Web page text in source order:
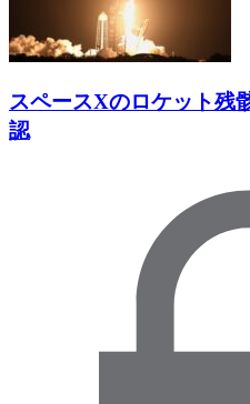
スペースXのロケット
認